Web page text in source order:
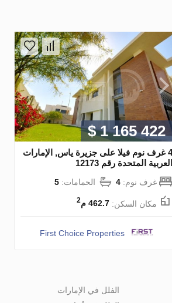
$ 1 165 422
4 غرف نوم فيلا على جزيرة ياس, الإمارات
العربية المتحدة رقم 12173
غرف نوم: 4 الحمامات: 5
مكان السكن: 462.7 م 2
First Choice Properties
الفلل في الإمارات